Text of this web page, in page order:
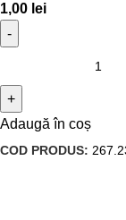
1,00 lei
Adaugă în coș
COD PRODUS: